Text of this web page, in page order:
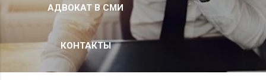
АДВОКАТ В СМИ
КОНТАКТЫ